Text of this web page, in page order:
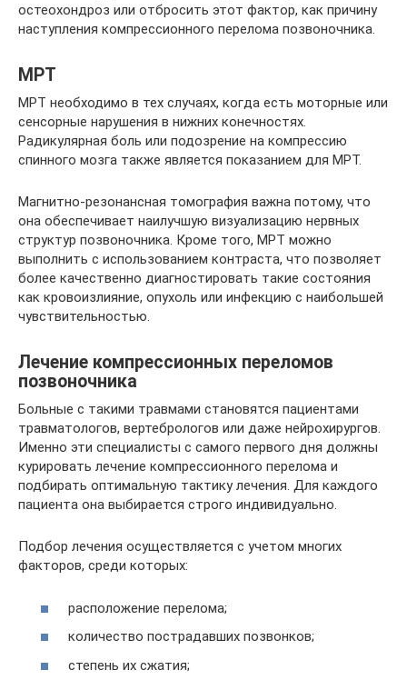
остеохондроз или отбросить этот фактор, как причину
наступления компрессионного перелома позвоночника.
МРТ
МРТ необходимо в тех случаях, когда есть моторные или
сенсорные нарушения в нижних конечностях.
Радикулярная боль или подозрение на компрессию
спинного мозга также является показанием для МРТ.
Магнитно-резонансная томография важна потому, что
она обеспечивает наилучшую визуализацию нервных
структур позвоночника. Кроме того, МРТ можно
выполнить с использованием контраста, что позволяет
более качественно диагностировать такие состояния
как кровоизлияние, опухоль или инфекцию с наибольшей
чувствительностью.
Лечение компрессионных переломов
позвоночника
Больные с такими травмами становятся пациентами
травматологов, вертебрологов или даже нейрохирургов.
Именно эти специалисты с самого первого дня должны
курировать лечение компрессионного перелома и
подбирать оптимальную тактику лечения. Для каждого
пациента она выбирается строго индивидуально.
Подбор лечения осуществляется с учетом многих
факторов, среди которых:
расположение перелома;
количество пострадавших позвонков;
степень их сжатия;